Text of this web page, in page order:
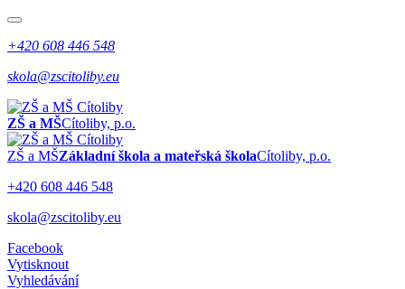
+420 608 446 548
skola@zscitoliby.eu
ZŠ a MŠCítoliby, p.o.
ZŠ a MŠZákladní škola a mateřská školaCítoliby, p.o.
+420 608 446 548
skola@zscitoliby.eu
Facebook
Vytisknout
Vyhledávání